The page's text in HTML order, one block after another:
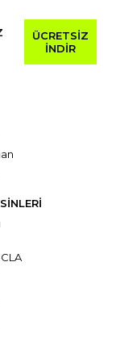
ÜCRETSİZ
İNDİR